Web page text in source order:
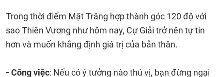
Trong thời điểm Mặt Trăng hợp thành góc 120 độ với
sao Thiên Vương như hôm nay, Cự Giải trở nên tự tin
hơn và muốn khẳng định giá trị của bản thân.
- Công việc: Nếu có ý tưởng nào thú vị, bạn đừng ngại